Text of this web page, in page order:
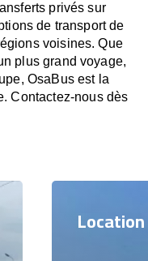
privés sur
de transport de
voisines. Que
plus grand voyage,
OsaBus est la
Contactez-nous dès